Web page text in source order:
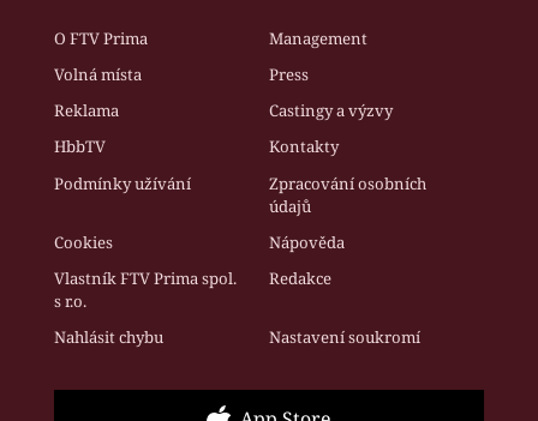
O FTV Prima
Management
Volná místa
Press
Reklama
Castingy a výzvy
HbbTV
Kontakty
Podmínky užívání
Zpracování osobních
údajů
Cookies
Nápověda
Vlastník FTV Prima spol.
s r.o.
Redakce
Nahlásit chybu Nastavení soukromí